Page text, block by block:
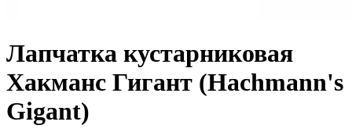
Лапчатка кустарниковая
Хакманс Гигант (Hachmann's
Gigant)